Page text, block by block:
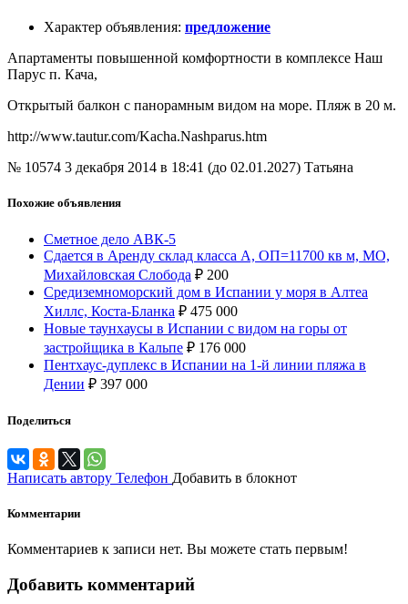
Характер объявления: предложение
Апартаменты повышенной комфортности в комплексе Наш
Парус п. Кача,
Открытый балкон с панорамным видом на море. Пляж в 20 м.
http://www.tautur.com/Kacha.Nashparus.htm
№ 10574 3 декабря 2014 в 18:41 (до 02.01.2027) Татьяна
Похожие объявления
Сметное дело АВК-5
Сдается в Аренду склад класса А, ОП=11700 кв м, МО,
Михайловская Слобода ₽ 200
Средиземноморский дом в Испании у моря в Алтеа
Хиллс, Коста-Бланка ₽ 475 000
Новые таунхаусы в Испании с видом на горы от
застройщика в Кальпе ₽ 176 000
Пентхаус-дуплекс в Испании на 1-й линии пляжа в
Дении ₽ 397 000
Поделиться
Написать автору Телефон Добавить в блокнот
Комментарии
Комментариев к записи нет. Вы можете стать первым!
Добавить комментарий